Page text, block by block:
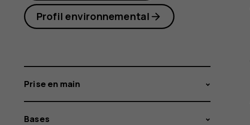
Profil environnemental
Prise en main
Bases